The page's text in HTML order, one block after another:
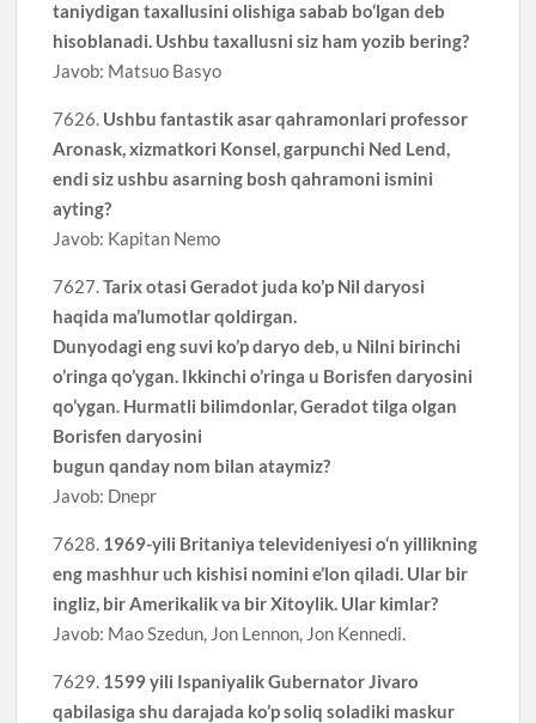
taniydigan taxallusini olishiga sabab bo‘lgan deb
hisoblanadi. Ushbu taxallusni siz ham yozib bering?
Javob: Matsuo Basyo
7626. Ushbu fantastik asar qahramonlari professor
Aronask, xizmatkori Konsel, garpunchi Ned Lend,
endi siz ushbu asarning bosh qahramoni ismini
ayting?
Javob: Kapitan Nemo
7627.Tarix otasi Geradot juda ko’p Nil daryosi
haqida ma’lumotlar qoldirgan.
Dunyodagi eng suvi ko’p daryo deb, u Nilni birinchi
o’ringa qo’ygan. Ikkinchi o’ringa u Borisfen daryosini
qo’ygan. Hurmatli bilimdonlar, Geradot tilga olgan
Borisfen daryosini
bugun qanday nom bilan ataymiz?
Javob: Dnepr
7628. 1969-yili Britaniya televideniyesi o‘n yillikning
eng mashhur uch kishisi nomini e’lon qiladi. Ular bir
ingliz, bir Amerikalik va bir Xitoylik. Ular kimlar?
Javob: Mao Szedun, Jon Lennon, Jon Kennedi.
7629. 1599 yili Ispaniyalik Gubernator Jivaro
qabilasiga shu darajada ko’p soliq soladiki maskur